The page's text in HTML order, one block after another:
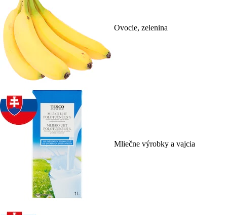
Ovocie, zelenina
Mliečne výrobky a vajcia